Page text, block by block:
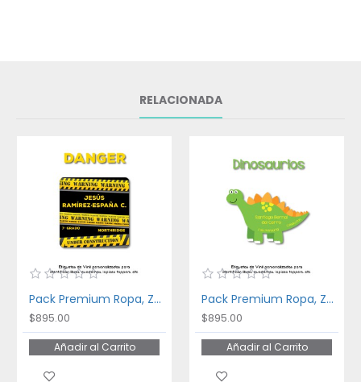
RELACIONADA
Pack Premium Ropa, Zapatos y Escuela Danger
$895.00
Añadir al Carrito
Pack Premium Ropa, Zapatos y Escuela Dinosaurios
$895.00
Añadir al Carrito